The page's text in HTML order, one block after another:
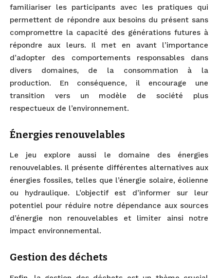
familiariser les participants avec les pratiques qui
permettent de répondre aux besoins du présent sans
compromettre la capacité des générations futures à
répondre aux leurs. Il met en avant l’importance
d’adopter des comportements responsables dans
divers domaines, de la consommation à la
production. En conséquence, il encourage une
transition vers un modèle de société plus
respectueux de l’environnement.
Énergies renouvelables
Le jeu explore aussi le domaine des énergies
renouvelables. Il présente différentes alternatives aux
énergies fossiles, telles que l’énergie solaire, éolienne
ou hydraulique. L’objectif est d’informer sur leur
potentiel pour réduire notre dépendance aux sources
d’énergie non renouvelables et limiter ainsi notre
impact environnemental.
Gestion des déchets